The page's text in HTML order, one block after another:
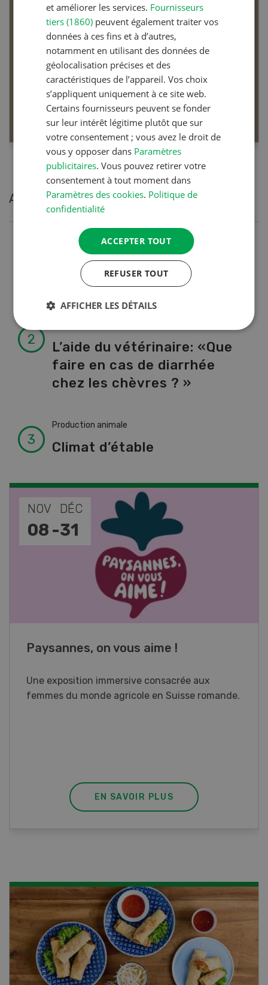
Dossier Articles biologiques
EN SAVOIR PLUS
Articles les plus lues
Production animale
Noms de vaches en Suisse :
liste de A à Z
L’aide du vétérinaire: «Que
faire en cas de diarrhée
chez les chèvres ? »
Production animale
Climat d’étable
NOV
17 -
JAN
26
Cours spécialisé Aquaculture
Vous élevez des poissons ou songez à le faire?
Ce cours vous équipe du savoir nécessaire. Si
EN SAVOIR PLUS
et améliorer les services. Fournisseurs
tiers (1860) peuvent également traiter vos
données à ces fins et à d’autres,
notamment en utilisant des données de
géolocalisation précises et des
caractéristiques de l’appareil. Vos choix
s’appliquent uniquement à ce site web.
Certains fournisseurs peuvent se fonder
sur leur intérêt légitime plutôt que sur
votre consentement ; vous avez le droit de
vous y opposer dans Paramètres
publicitaires. Vous pouvez retirer votre
consentement à tout moment dans
Paramètres des cookies. Politique de
confidentialité
ACCEPTER TOUT
REFUSER TOUT
AFFICHER LES DÉTAILS